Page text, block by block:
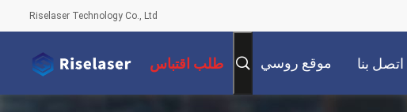
Riselaser Technology Co., Ltd
اتصل بنا موقع روسي طلب اقتباس